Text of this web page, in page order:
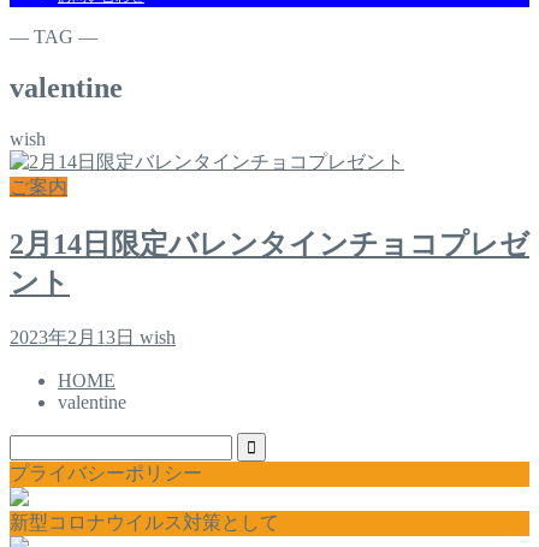
― TAG ―
valentine
wish
ご案内
2月14日限定バレンタインチョコプレゼ
ント
2023年2月13日 wish
HOME
valentine
プライバシーポリシー
新型コロナウイルス対策として